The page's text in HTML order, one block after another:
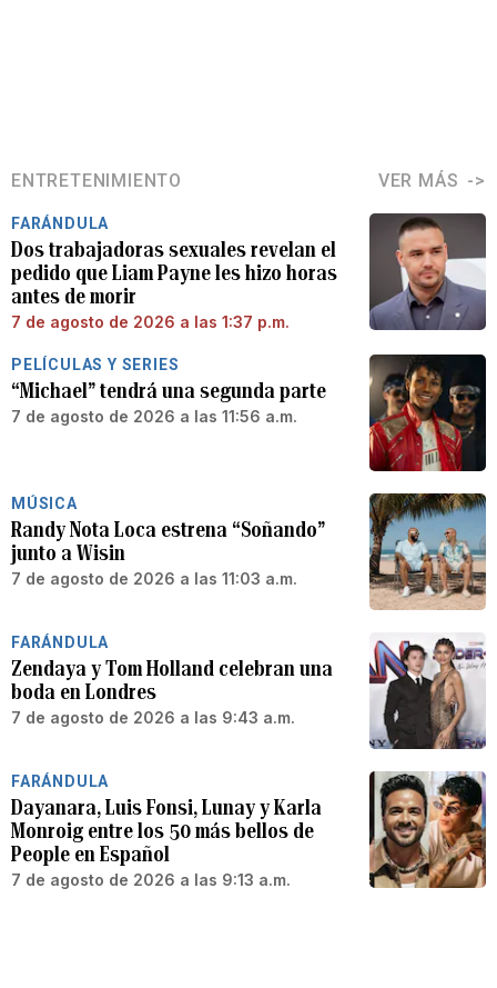
ENTRETENIMIENTO VER MÁS
FARÁNDULA
Dos trabajadoras sexuales revelan el
pedido que Liam Payne les hizo horas
antes de morir
7 de agosto de 2026 a las 1:37 p.m.
PELÍCULAS Y SERIES
“Michael” tendrá una segunda parte
7 de agosto de 2026 a las 11:56 a.m.
MÚSICA
Randy Nota Loca estrena “Soñando”
junto a Wisin
7 de agosto de 2026 a las 11:03 a.m.
FARÁNDULA
Zendaya y Tom Holland celebran una
boda en Londres
7 de agosto de 2026 a las 9:43 a.m.
FARÁNDULA
Dayanara, Luis Fonsi, Lunay y Karla
Monroig entre los 50 más bellos de
People en Español
7 de agosto de 2026 a las 9:13 a.m.